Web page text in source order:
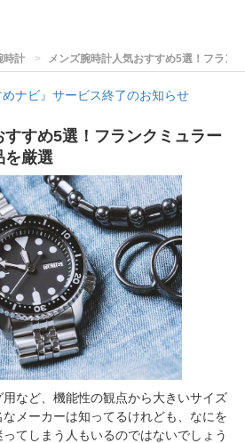
時計 メンズ腕時計人気おすすめ5選！フラン
めナビ』サービス終了のお知らせ
すめ5選！フランクミュラー
を厳選
など、機能性の観点から大きいサイズ
メーカーは知ってるけれども、なにを
てしまう人もいるのではないでしょう